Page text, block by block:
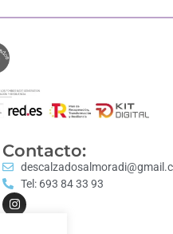
Contacto:
Tel: 693 84 33 93